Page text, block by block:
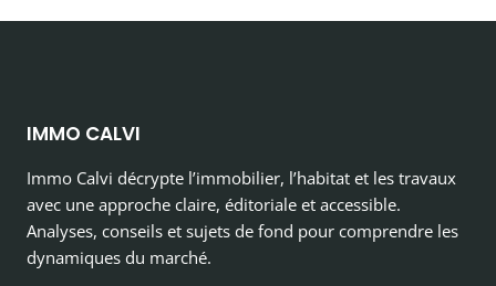
IMMO CALVI
Immo Calvi décrypte l’immobilier, l’habitat et les travaux
avec une approche claire, éditoriale et accessible.
Analyses, conseils et sujets de fond pour comprendre les
dynamiques du marché.